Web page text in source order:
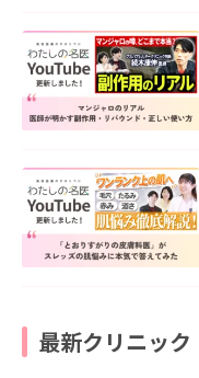
最新クリニック